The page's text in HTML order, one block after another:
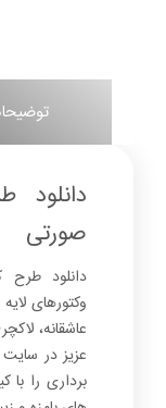
دانلود
صورتی
دانلود طرح
وکتورهای
عاشقانه،
عزیز در
برداری را